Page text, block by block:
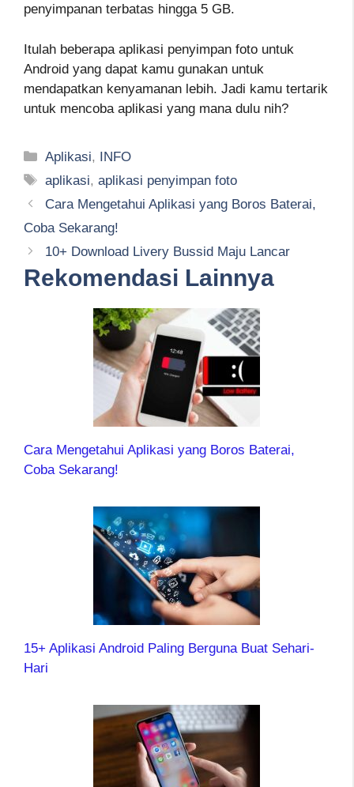
penyimpanan terbatas hingga 5 GB.
Itulah beberapa aplikasi penyimpan foto untuk
Android yang dapat kamu gunakan untuk
mendapatkan kenyamanan lebih. Jadi kamu tertarik
untuk mencoba aplikasi yang mana dulu nih?
Kategori
Aplikasi, INFO
Tag
aplikasi,aplikasi penyimpan foto
Cara Mengetahui Aplikasi yang Boros Baterai,
Coba Sekarang!
10+ Download Livery Bussid Maju Lancar
Rekomendasi Lainnya
Cara Mengetahui Aplikasi yang Boros Baterai,
Coba Sekarang!
15+ Aplikasi Android Paling Berguna Buat Sehari-
Hari